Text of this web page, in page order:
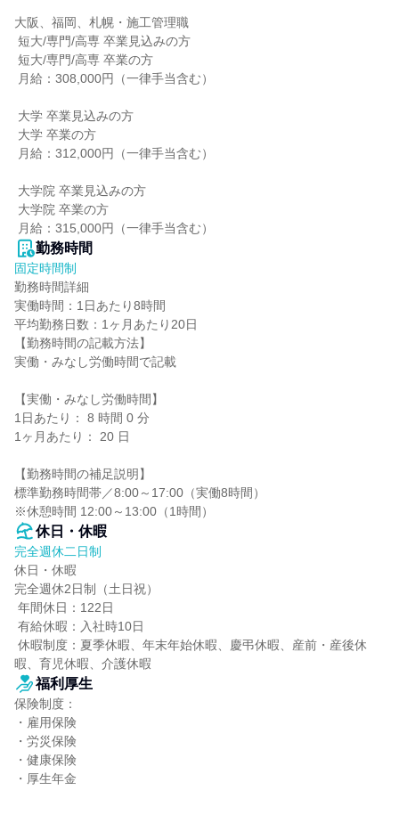
大阪、福岡、札幌・施工管理職
月給：315,000円（一律手当含む）
勤務時間
固定時間制
勤務時間詳細
実働時間：1日あたり8時間
平均勤務日数：1ヶ月あたり20日
【勤務時間の記載方法】
実働・みなし労働時間で記載
【実働・みなし労働時間】
1日あたり： 8 時間 0 分
1ヶ月あたり： 20 日
【勤務時間の補足説明】
標準勤務時間帯／8:00～17:00（実働8時間）
※休憩時間 12:00～13:00（1時間）
休日・休暇
完全週休二日制
休日・休暇
完全週休2日制（土日祝）
暇、育児休暇、介護休暇
福利厚生
保険制度：
・雇用保険
・労災保険
・健康保険
・厚生年金